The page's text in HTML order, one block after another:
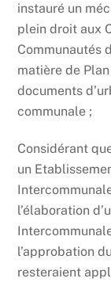
instauré un
plein droit aux
Communautés
matière de
documents
communale ;
Considérant
un
l’élaboration
l’approbation
resteraient